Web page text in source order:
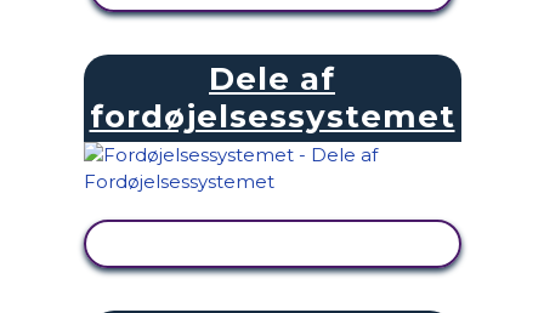
Dele af
fordøjelsessystemet